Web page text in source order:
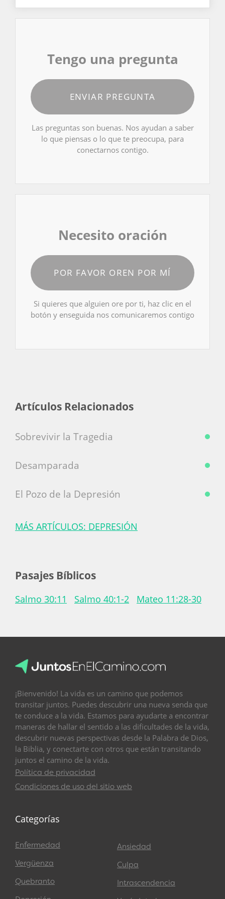
Tengo una pregunta
ENVIAR PREGUNTA
Las preguntas son buenas. Nos ayudan a saber
lo que piensas o lo que te preocupa, para
conectarnos contigo.
Necesito oración
POR FAVOR OREN POR MÍ
Si quieres que alguien ore por ti, haz clic en el
botón y enseguida nos comunicaremos contigo
Artículos Relacionados
Sobrevivir la Tragedia
Desamparada
El Pozo de la Depresión
MÁS ARTÍCULOS: DEPRESIÓN
Pasajes Bíblicos
Salmo 30:11 Salmo 40:1-2 Mateo 11:28-30
¡Bienvenido! La vida es un camino que podemos
transitar juntos. Puedes descubrir una nueva senda que
te conduce a la vida. Estamos para ayudarte a encontrar
maneras de hallar el sentido a las dificultades de la vida,
descubrir nuevas perspectivas desde la Palabra de Dios,
la Biblia, y conectarte con otros que están transitando
juntos el camino de la vida.
Política de privacidad
Condiciones de uso del sitio web
Categorías
Enfermedad
Vergüenza
Quebranto
Ansiedad
Culpa
Intrascendencia